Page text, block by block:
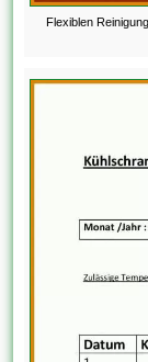
Flexiblen